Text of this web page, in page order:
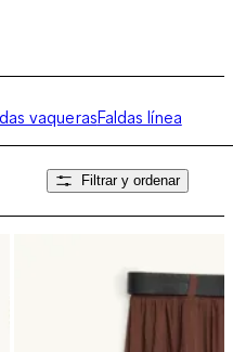
vaquerasFaldas línea
Filtrar y ordenar